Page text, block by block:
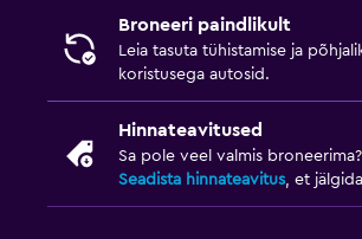
Broneeri paindlikult
Leia tasuta tühistamise ja
koristusega autosid.
Hinnateavitused
Sa pole veel valmis broneerima?
Seadista hinnateavitus, et